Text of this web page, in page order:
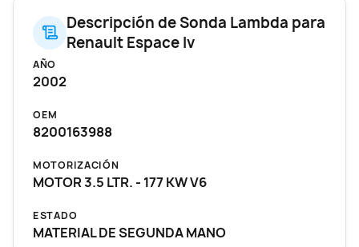
Descripción de Sonda Lambda para
Renault Espace Iv
AÑO
2002
OEM
8200163988
MOTORIZACIÓN
MOTOR 3.5 LTR. - 177 KW V6
ESTADO
MATERIAL DE SEGUNDA MANO